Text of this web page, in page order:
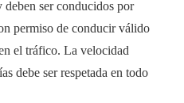
deben ser conducidos por
permiso de conducir válido
el tráfico. La velocidad
debe ser respetada en todo